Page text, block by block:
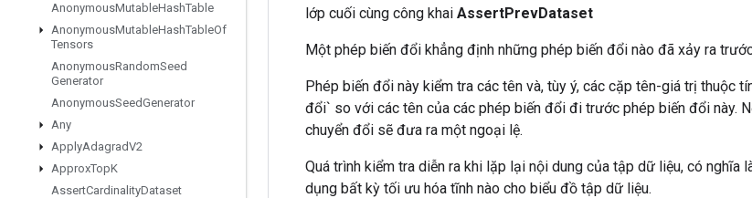
AnonymousMutableHashTable
AnonymousMutableHashTableOf
Tensors
AnonymousRandomSeed
Generator
AnonymousSeedGenerator
Any
ApplyAdagradV2
ApproxTopK
AssertCardinalityDataset
lớp cuối cùng công khai AssertPrevDataset
Một phép biến đổi khẳng định những phép biến đổi nào đã xảy ra
Phép biến đổi này kiểm tra các tên và, tùy ý, các cặp tên-giá trị thuộc
đổi` so với các tên của các phép biến đổi đi trước phép biến đổi này.
chuyển đổi sẽ đưa ra một ngoại lệ.
Quá trình kiểm tra diễn ra khi lặp lại nội dung của tập dữ liệu, có nghĩa
dụng bất kỳ tối ưu hóa tĩnh nào cho biểu đồ tập dữ liệu.